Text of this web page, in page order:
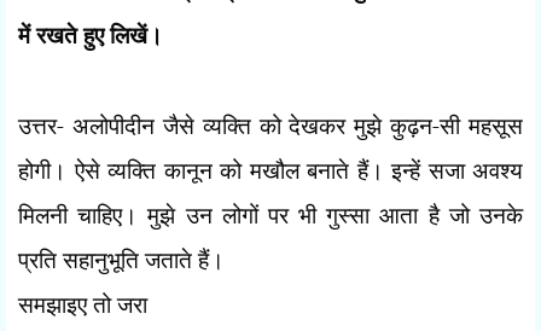
में रखते हुए लिखें।
उत्तर- अलोपीदीन जैसे व्यक्ति को देखकर मुझे कुढ़न-सी महसूस
होगी। ऐसे व्यक्ति कानून को मखौल बनाते हैं। इन्हें सजा अवश्य
मिलनी चाहिए। मुझे उन लोगों पर भी गुस्सा आता है जो उनके
प्रति सहानुभूति जताते हैं।
समझाइए तो जरा